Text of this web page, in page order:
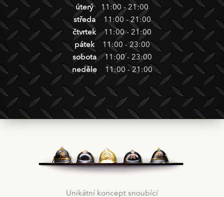
úterý
11:00 - 21:00
středa
11:00 - 21:00
čtvrtek
11:00 - 21:00
pátek
11:00 - 23:00
sobota
11:00 - 23:00
neděle
11:00 - 21:00
Unikátní koncept snoubící